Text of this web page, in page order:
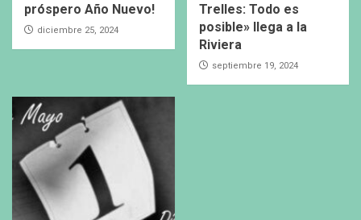
próspero Año Nuevo!
diciembre 25, 2024
Trelles: Todo es
posible» llega a la
Riviera
septiembre 19, 2024